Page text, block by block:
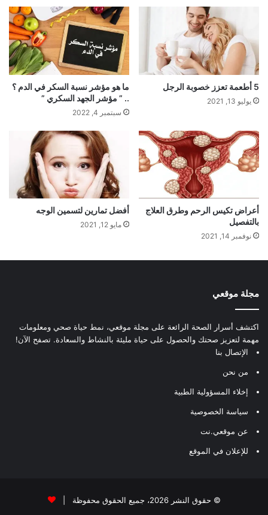
5 أطعمة تعزز خصوبة الرجل
يوليو 13, 2021
ما هو مؤشر نسبة السكر في الدم ؟
.. ” مؤشر الجهد السكري ”
سبتمبر 4, 2022
أعراض تكيس الرحم وطرق العلاج
بالتفصيل
نوفمبر 14, 2021
أفضل تمارين لتسمين الوجه
مايو 12, 2021
مجلة موقعي
اكتشف أسرار الصحة الرائعة على مجلة موقعي، نمط حياة صحي ومعلومات
مهمة لتعزيز صحتك والحصول على حياة مليئة بالنشاط والسعادة. تصفح الآن!
الإتصال بنا
من نحن
إخلاء المسؤولية الطبية
سياسة الخصوصية
عن موقعي.نت
للإعلان في الموقع
© حقوق النشر 2026، جميع الحقوق محفوظة |